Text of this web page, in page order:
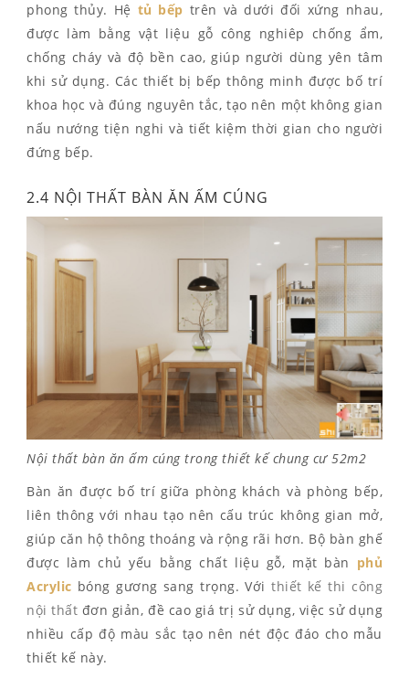
phong thủy. Hệ tủ bếp trên và dưới đối xứng nhau,
được làm bằng vật liệu gỗ công nghiêp chống ẩm,
chống cháy và độ bền cao, giúp người dùng yên tâm
khi sử dụng. Các thiết bị bếp thông minh được bố trí
khoa học và đúng nguyên tắc, tạo nên một không gian
nấu nướng tiện nghi và tiết kiệm thời gian cho người
đứng bếp.
2.4 NỘI THẤT BÀN ĂN ẤM CÚNG
Nội thất bàn ăn ấm cúng trong thiết kế chung cư 52m2
Bàn ăn được bố trí giữa phòng khách và phòng bếp,
liên thông với nhau tạo nên cấu trúc không gian mở,
giúp căn hộ thông thoáng và rộng rãi hơn. Bộ bàn ghế
được làm chủ yếu bằng chất liệu gỗ, mặt bàn phủ
Acrylic bóng gương sang trọng. Vớithiết kế thi công
nội thất đơn giản, đề cao giá trị sử dụng, việc sử dụng
nhiều cấp độ màu sắc tạo nên nét độc đáo cho mẫu
thiết kế này.